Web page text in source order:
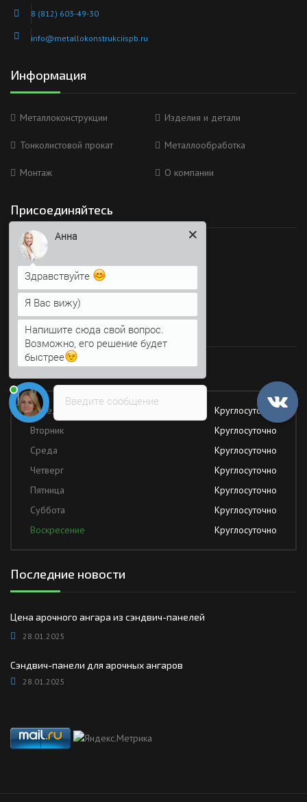
8 (812) 603-49-30
info@metallokonstrukciispb.ru
Информация
Металлоконструкции Изделия и детали
Тонколистовой прокат Металлообработка
Монтаж О компании
Присоединяйтесь
Мы в социальных сетях
Время работы
Понедельник
Круглосуточно
Вторник
Круглосуточно
Среда
Круглосуточно
Четверг
Круглосуточно
Пятница
Круглосуточно
Суббота
Круглосуточно
Воскресение
Круглосуточно
Последние новости
Цена арочного ангара из сэндвич-панелей
28.01.2025
Сэндвич-панели для арочных ангаров
28.01.2025
Введите сообщение
Анна
Здравствуйте
Я Вас вижу)
Напишите сюда свой вопрос.
Возможно, его решение будет
быстрее